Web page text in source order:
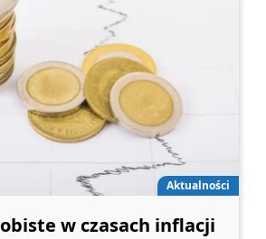
Aktualności
w czasach inflacji